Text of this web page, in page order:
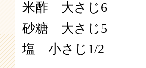
米酢 大さじ6
砂糖 大さじ5
塩 小さじ1/2